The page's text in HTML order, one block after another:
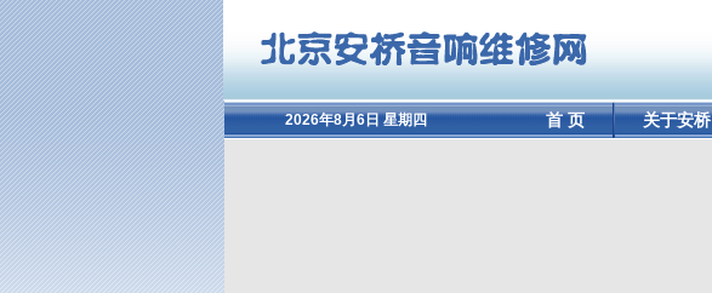
2026年8月6日 星期四 首 页 关于安桥